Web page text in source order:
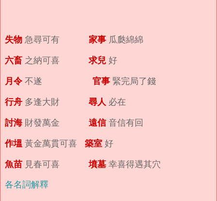
失物 急尋可有 家事 瓜瓞綿綿
六畜 之納可喜 求兒 好
月令不遂 官事 緊完局了錢
行舟 多逢大財 尋人 必在
討海 財發萬金 遠信音信有回
作塭 黃金萬貫可喜 築室 好
魚苗 見春可喜墳墓 幸喜得遇其穴
各名詞解釋